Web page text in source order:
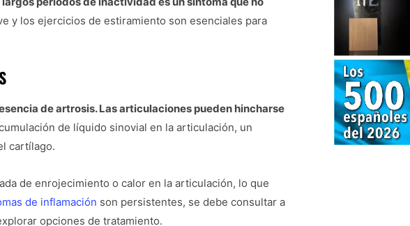
y los ejercicios de estiramiento son esenciales para
de artrosis. Las articulaciones pueden hincharse
de líquido sinovial en la articulación, un
cartílago.
de enrojecimiento o calor en la articulación, lo que
de inflamación son persistentes, se debe consultar a
opciones de tratamiento.